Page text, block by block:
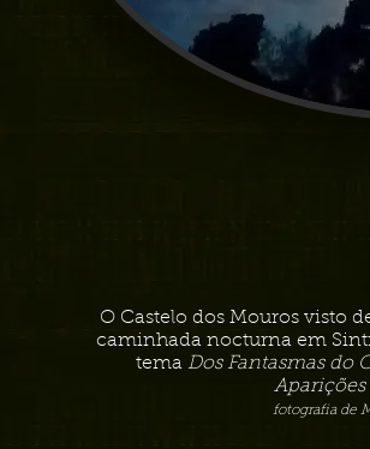
O Castelo dos Mouros visto
caminhada nocturna em
tema Dos Fantasmas do
Aparições
fotografia de